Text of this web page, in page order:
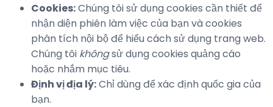
Cookies:Chúng tôi sử dụng cookies cần thiết để
nhận diện phiên làm việc của bạn và cookies
phân tích nội bộ để hiểu cách sử dụng trang web.
Chúng tôi khôngsử dụng cookies quảng cáo
hoặc nhắm mục tiêu.
Định vị địa lý:Chỉ dùng để xác định quốc gia của
bạn.